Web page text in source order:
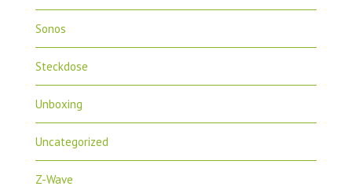
Sonos
Steckdose
Unboxing
Uncategorized
Z-Wave